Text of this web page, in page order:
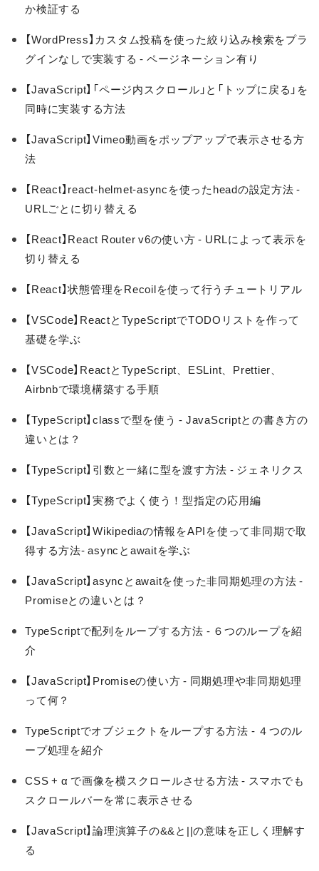
か検証する
【WordPress】カスタム投稿を使った絞り込み検索をプラ
グインなしで実装する - ページネーション有り
【JavaScript】「ページ内スクロール」と「トップに戻る」を
同時に実装する方法
【JavaScript】Vimeo動画をポップアップで表示させる方
法
【React】react-helmet-asyncを使ったheadの設定方法 -
URLごとに切り替える
【React】React Router v6の使い方 - URLによって表示を
切り替える
【React】状態管理をRecoilを使って行うチュートリアル
【VSCode】ReactとTypeScriptでTODOリストを作って
基礎を学ぶ
【VSCode】ReactとTypeScript、ESLint、Prettier、
Airbnbで環境構築する手順
【TypeScript】classで型を使う - JavaScriptとの書き方の
違いとは？
【TypeScript】引数と一緒に型を渡す方法 - ジェネリクス
【TypeScript】実務でよく使う！型指定の応用編
【JavaScript】Wikipediaの情報をAPIを使って非同期で取
得する方法- asyncとawaitを学ぶ
【JavaScript】asyncとawaitを使った非同期処理の方法 -
Promiseとの違いとは？
TypeScriptで配列をループする方法 - ６つのループを紹
介
【JavaScript】Promiseの使い方 - 同期処理や非同期処理
って何？
TypeScriptでオブジェクトをループする方法 - ４つのル
ープ処理を紹介
CSS + α で画像を横スクロールさせる方法 - スマホでも
スクロールバーを常に表示させる
【JavaScript】論理演算子の&&と||の意味を正しく理解す
る